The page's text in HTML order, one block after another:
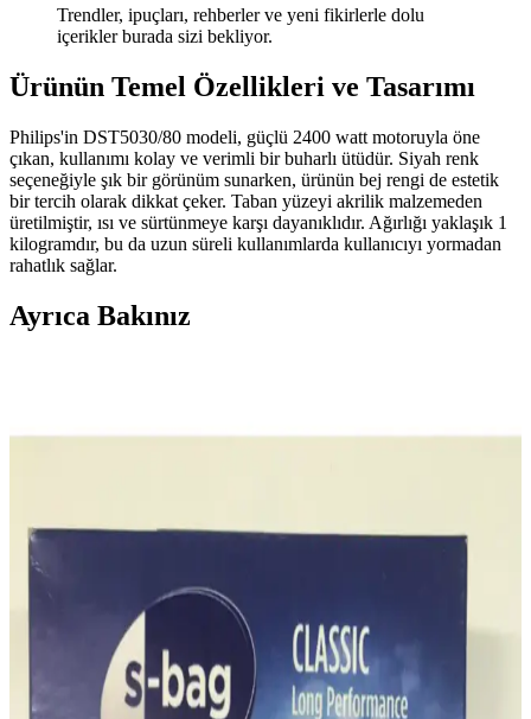
Trendler, ipuçları, rehberler ve yeni fikirlerle dolu
içerikler burada sizi bekliyor.
Ürünün Temel Özellikleri ve Tasarımı
Philips'in DST5030/80 modeli, güçlü 2400 watt motoruyla öne
çıkan, kullanımı kolay ve verimli bir buharlı ütüdür. Siyah renk
seçeneğiyle şık bir görünüm sunarken, ürünün bej rengi de estetik
bir tercih olarak dikkat çeker. Taban yüzeyi akrilik malzemeden
üretilmiştir, ısı ve sürtünmeye karşı dayanıklıdır. Ağırlığı yaklaşık 1
kilogramdır, bu da uzun süreli kullanımlarda kullanıcıyı yormadan
rahatlık sağlar.
Ayrıca Bakınız
Philips FC 8785 Performer Silent için uyumlu S-bag
torba: sızdırmazlık ve kolay değişim
Bu analiz, Philips FC 8785 Performer Silent ile uyumlu S-bag
torbasının beyaz tasarımı, dayanıklı kumaşı ve kapama güvenliği ile
kullanım kolaylığı ve sızdırmazlığı değerlendirir; kullanıcı geri
bildirimlerini özetler.